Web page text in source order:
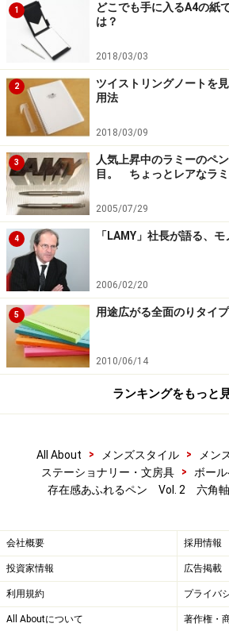
6角の各面には繊細な彫刻が施されてい
シルバープレート（銀張り）といわ
されている。シルバープレートとい
準が違うようで、多くの国が厚みを
ているのに対して、スイスでは最低
れる。カラダッシュ社はその基準を
ロンとしている。
単に、国の基準され守ればいいいと
本当の意味でいいものを提供したい
くものだけを提供したいというカラ
質へのこだわりを感じる。
カラダッシュのペンの多くはシルバ
らにロジウムプレートも施されてい
レートがあることで、銀特有の黒ず
で、ロジウムプレート加工のないレ
は、銀ならではの使い込んだ黒ず
で、あえてロジウムプレートなしを
まだ、使い始めて間もないので、黒
に出てくるであろう使い込んだ証を
ている。黒ずんでも、磨き上げれば
きがもどってくる。1本のペンで2つ
1
どこでも手に入るA4の紙
は？
2018/03/03
2
ツイストリングノートを
用法
2018/03/09
3
人気上昇中のラミーのペ
目。 ちょっとレアなラ
2005/07/29
4 「LAMY」社長が語る、
2006/02/20
5 用途広がる全面のりタイ
2010/06/14
ランキングをもっと
All About > メンズスタイル > メン
ステーショナリー・文房具
> ボー
存在感あふれるペン Vol. 2 六角軸
会社概要 採用情報
投資家情報 広告掲載
利用規約 プライバ
All Aboutについて 著作権・